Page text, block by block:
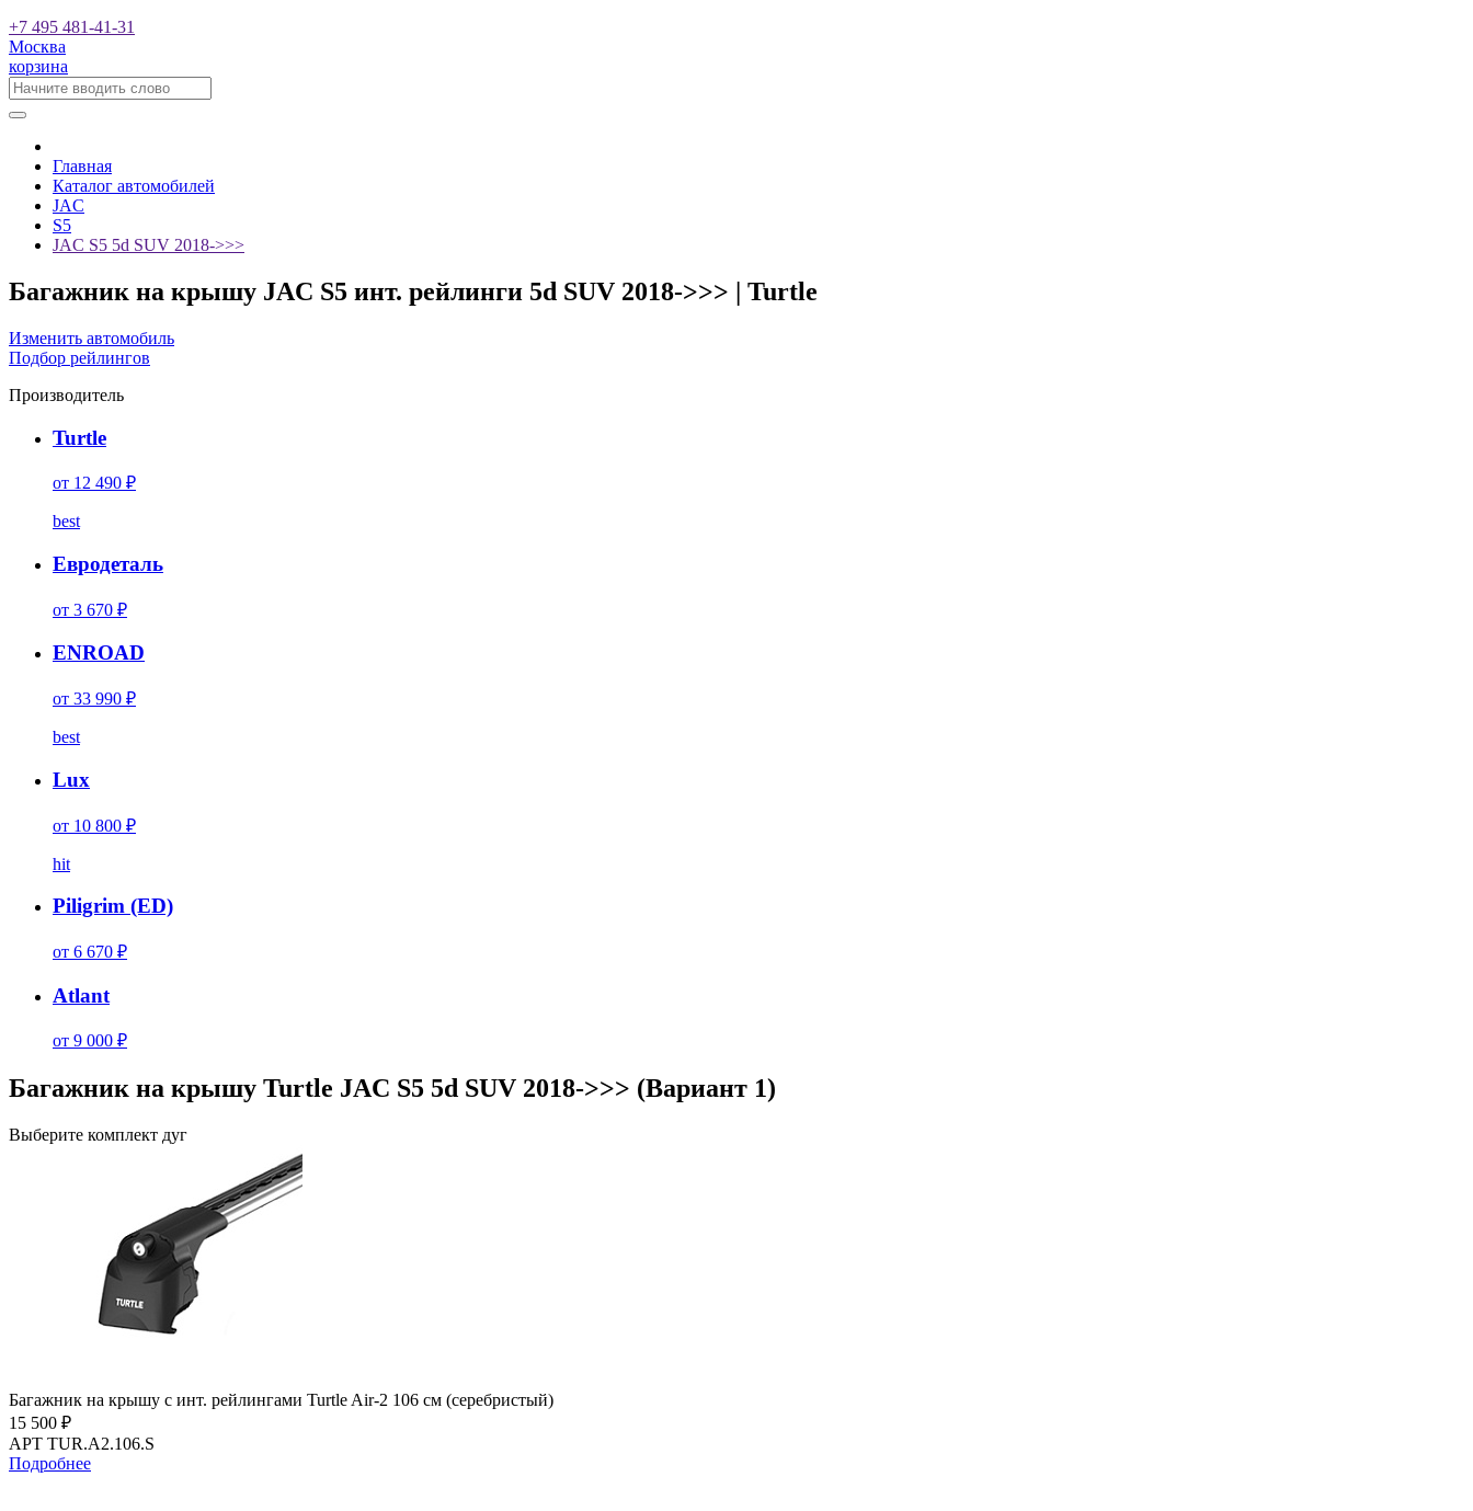
+7 495 481-41-31
Москва
корзина
Главная
Каталог автомобилей
JAC
S5
JAC S5 5d SUV 2018->>>
Багажник на крышу JAC S5 инт. рейлинги 5d SUV 2018->>> | Turtle
Изменить автомобиль
Подбор рейлингов
Производитель
Turtle
от 12 490 ₽
best
Евродеталь
от 3 670 ₽
ENROAD
от 33 990 ₽
best
Lux
от 10 800 ₽
hit
Piligrim (ED)
от 6 670 ₽
Atlant
от 9 000 ₽
Багажник на крышу Turtle JAC S5 5d SUV 2018->>> (Вариант 1)
Выберите комплект дуг
Багажник на крышу с инт. рейлингами Turtle Air-2 106 см (серебристый)
15 500 ₽
АРТ TUR.A2.106.S
Подробнее